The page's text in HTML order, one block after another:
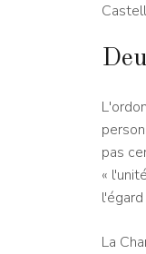
pas
«
La